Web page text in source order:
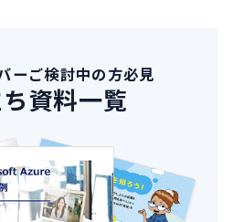
ーご検討中の方必見
資料一覧